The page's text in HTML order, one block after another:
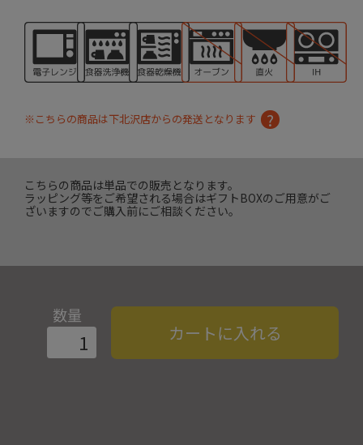
※こちらの商品は下北沢店からの発送となります
こちらの商品は単品での販売となります。
ラッピング等をご希望される場合はギフトBOXのご用意がご
ざいますのでご購入前にご相談ください。
数量
カートに入れる